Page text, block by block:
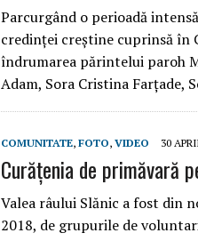
Parcurgând o perioadă
credinţei creştine cuprinsă în
îndrumarea părintelui paroh
Adam, Sora Cristina Farțade,
COMUNITATE, FOTO, VIDEO 30
Curățenia de primăvară
Valea râului Slănic a fost din
2018, de grupurile de